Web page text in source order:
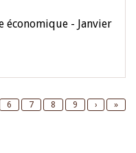
économique - Janvier
Page
6 Page
7 Page
8 Page
9
Next
›
Last
»